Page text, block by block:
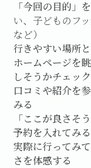
「今回の目的」
い、子どものフ
など）
行きやすい場所
ホームページを
しそうかチェッ
口コミや紹介を
みる
「ここが良さそ
予約を入れてみる
実際に行ってみ
さを体感する